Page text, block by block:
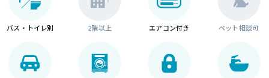
バス・トイレ別 2階以上 エアコン付き ペット相談可